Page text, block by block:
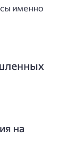
именно
на